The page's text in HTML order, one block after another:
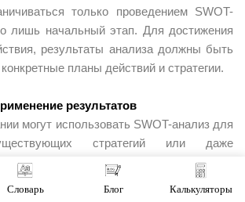
только проведением SWOT-
лишь начальный этап. Для достижения
результаты анализа должны быть
планы действий и стратегии.
результатов
могут использовать SWOT-анализ для
стратегий или даже
Однако главная цель анализа —
и возможности для улучшения и
компанию к преодолению угроз.
Словарь Блог Калькуляторы